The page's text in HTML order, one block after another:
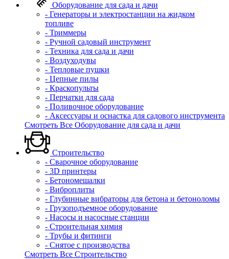
Оборудование для сада и дачи
- Генераторы и электростанции на жидком
топливе
- Триммеры
- Ручной садовый инструмент
- Техника для сада и дачи
- Воздуходувы
- Тепловые пушки
- Цепные пилы
- Краскопульты
- Перчатки для сада
- Поливочное оборудование
- Аксессуары и оснастка для садового инструмента
Смотреть Все Оборудование для сада и дачи
Строительство
- Сварочное оборудование
- 3D принтеры
- Бетономешалки
- Виброплиты
- Глубинные вибраторы для бетона и бетоноломы
- Грузоподъемное оборудование
- Насосы и насосные станции
- Строительная химия
- Трубы и фитинги
- Снятое с производства
Смотреть Все Строительство